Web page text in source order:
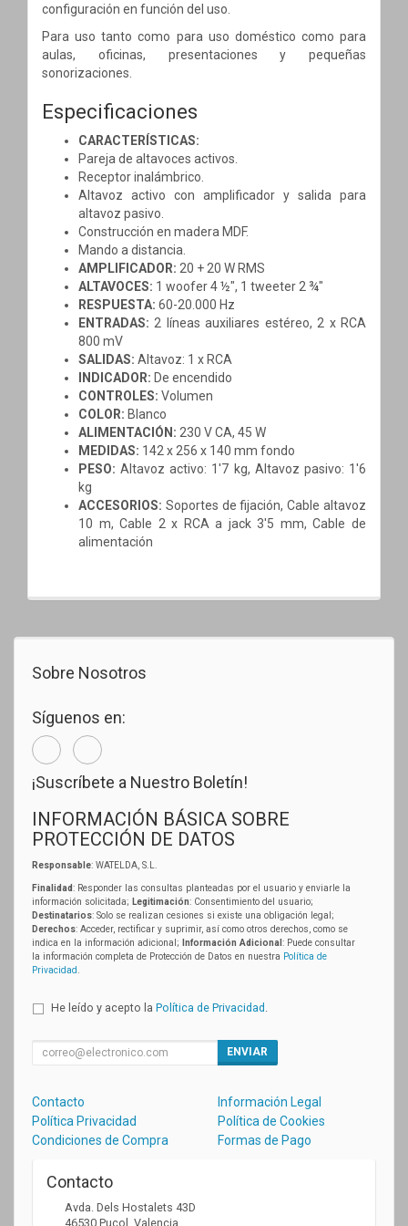
configuración en función del uso.
Para uso tanto como para uso doméstico como para
aulas, oficinas, presentaciones y pequeñas
sonorizaciones.
Especificaciones
CARACTERÍSTICAS:
Pareja de altavoces activos.
Receptor inalámbrico.
Altavoz activo con amplificador y salida para
altavoz pasivo.
Construcción en madera MDF.
Mando a distancia.
AMPLIFICADOR: 20 + 20 W RMS
ALTAVOCES: 1 woofer 4 ½", 1 tweeter 2 ¾"
RESPUESTA: 60-20.000 Hz
ENTRADAS: 2 líneas auxiliares estéreo, 2 x RCA
800 mV
SALIDAS: Altavoz: 1 x RCA
INDICADOR: De encendido
CONTROLES: Volumen
COLOR: Blanco
ALIMENTACIÓN: 230 V CA, 45 W
MEDIDAS: 142 x 256 x 140 mm fondo
PESO: Altavoz activo: 1'7 kg, Altavoz pasivo: 1'6
kg
ACCESORIOS: Soportes de fijación,Cable altavoz
10 m,Cable 2 x RCA a jack 3'5 mm,Cable de
alimentación
Sobre Nosotros
Síguenos en:
¡Suscríbete a Nuestro Boletín!
INFORMACIÓN BÁSICA SOBRE
PROTECCIÓN DE DATOS
Responsable: WATELDA, S.L.
Finalidad: Responder las consultas planteadas por el usuario y enviarle la
información solicitada; Legitimación: Consentimiento del usuario;
Destinatarios: Solo se realizan cesiones si existe una obligación legal;
Derechos: Acceder, rectificar y suprimir, así como otros derechos, como se
indica en la información adicional;
Información Adicional : Puede consultar
la información completa de Protección de Datos en nuestra Política de
Privacidad
He leído y acepto la Política de Privacidad
ENVIAR
Contacto
Información Legal
Política Privacidad
Política de Cookies
Condiciones de Compra
Formas de Pago
Contacto
Avda. Dels Hostalets 43D
46530 Puçol Valencia